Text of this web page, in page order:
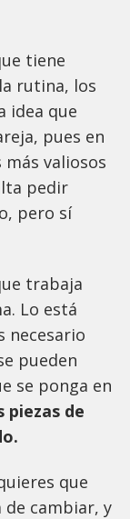
tiene
rutina, los
idea que
pues en
valiosos
pedir
pero sí
trabaja
Lo está
necesario
pueden
se ponga en
piezas de
que
de cambiar, y